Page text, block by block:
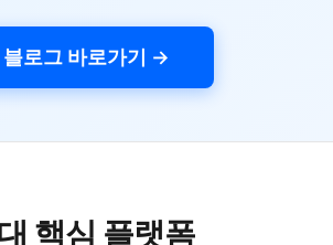
블로그 바로가기 →
핵심 플랫폼